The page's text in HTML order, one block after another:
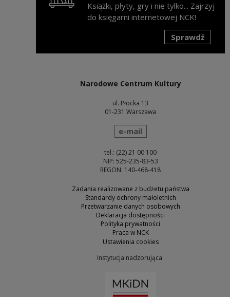
Książki, płyty, gry i nie tylko... Zajrzyj
do księgarni internetowej NCK!
Sprawdź
Narodowe Centrum Kultury
ul. Płocka 13
01-231 Warszawa
wyślij wiadomość
e-mail
tel.: (22) 21 00 100
NIP: 525-235-83-53
REGON: 140-468-418
Zadania realizowane z budżetu państwa
Standardy ochrony małoletnich
Przetwarzanie danych osobowych
Deklaracja dostępności
Polityka prywatności
Praca w NCK
Ustawienia cookies
Instytucja nadzorująca: